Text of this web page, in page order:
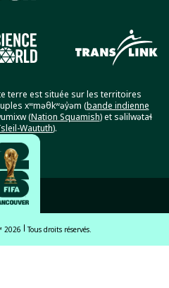
terre est située sur les territoires
xʷməθkʷəy̓əm (bande indienne
(Nation Squamish) et səlilwətaɬ
Waututh).
2026 Tous droits réservés.